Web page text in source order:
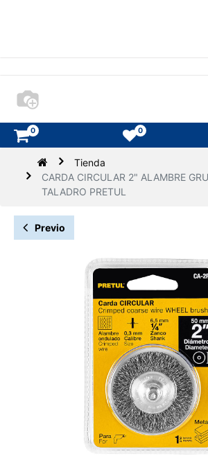
0 0
Tienda
CARDA CIRCULAR 2" ALAMBRE
TALADRO PRETUL
Previo